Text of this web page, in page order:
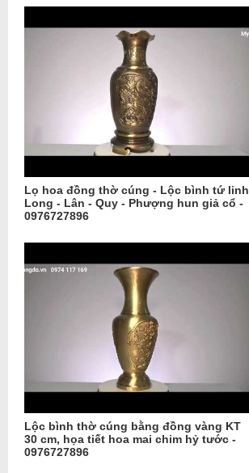
Lọ hoa đồng thờ cúng - Lộc bình tứ linh
Long - Lân - Quy - Phượng hun giả cổ -
0976727896
Lộc bình thờ cúng bằng đồng vàng KT
30 cm, họa tiết hoa mai chim hỷ tước -
0976727896